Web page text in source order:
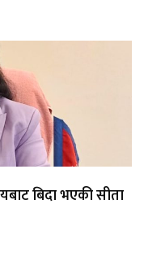
बिदा भएकी सीता